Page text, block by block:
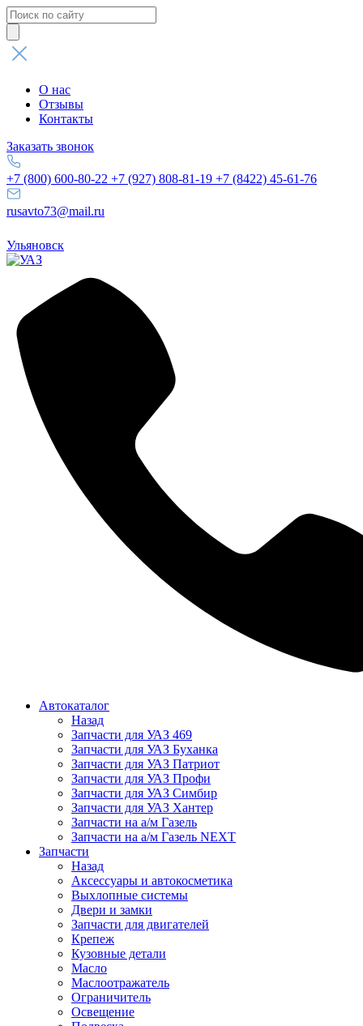
Поиск
товаров
О нас
Отзывы
Контакты
Заказать звонок
+7 (800) 600-80-22 +7 (927) 808-81-19 +7 (8422) 45-61-76
rusavto73@mail.ru
Ульяновск
Автокаталог
Назад
Запчасти для УАЗ 469
Запчасти для УАЗ Буханка
Запчасти для УАЗ Патриот
Запчасти для УАЗ Профи
Запчасти для УАЗ Симбир
Запчасти для УАЗ Хантер
Запчасти на а/м Газель
Запчасти на а/м Газель NEXT
Запчасти
Назад
Аксессуары и автокосметика
Выхлопные системы
Двери и замки
Запчасти для двигателей
Крепеж
Кузовные детали
Масло
Маслоотражатель
Ограничитель
Освещение